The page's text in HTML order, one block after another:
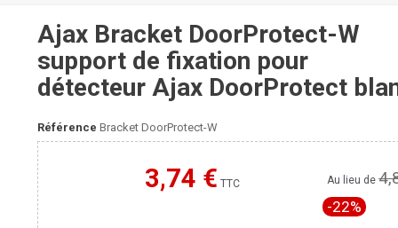
Ajax Bracket DoorProtect-W
support de fixation pour
détecteur Ajax DoorProtect
Référence Bracket DoorProtect-W
3,74 € TTC
Moins cher ailleurs ? Au lieu de
-22%